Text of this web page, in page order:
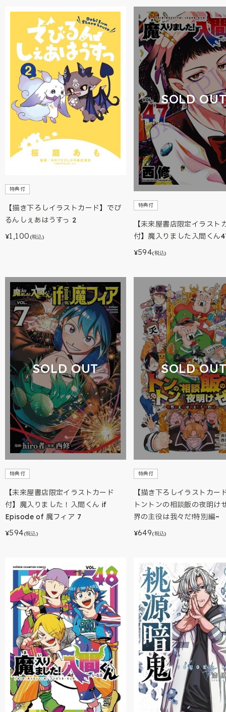
特典付
【描き下ろしイラストカード】でび
るんしぇあはうすっ 2
¥1,100 (税込)
SOLD
特典付
【未来屋書店限定イラスト
付】魔入りました入間くん
¥594(税込)
SOLD OUT
特典付
【未来屋書店限定イラストカード
付】魔入りました！入間くん if
Episode of 魔フィア 7
¥594(税込)
SOLD
特典付
【描き下ろしイラストカー
トントンの相談飯の夜明
界の主役は我々だ!特別編~
¥649(税込)